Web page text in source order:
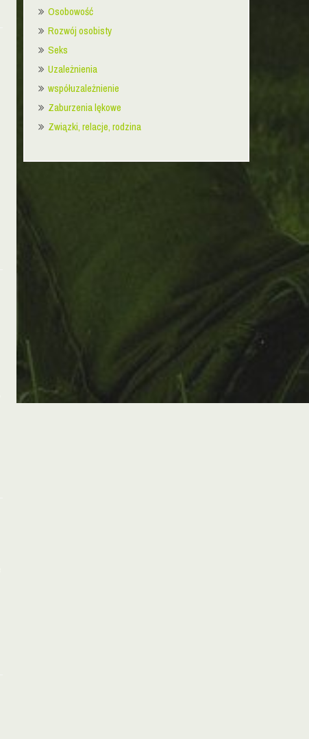
Osobowość
Rozwój osobisty
Seks
Uzależnienia
współuzależnienie
Zaburzenia lękowe
Związki, relacje, rodzina